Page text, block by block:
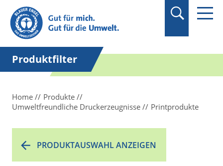
Suchbegriff in
Anführungszeichen
setzen.
Produktfilter
Home
Produkte
Umweltfreundliche Druckerzeugnisse
Printprodukte
PRODUKTAUSWAHL ANZEIGEN